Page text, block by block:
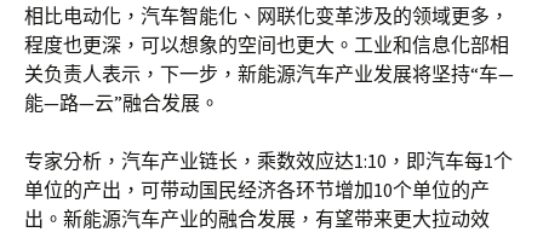
相比电动化，汽车智能化、网联化变革涉及的领域更多，
程度也更深，可以想象的空间也更大。工业和信息化部相
关负责人表示，下一步，新能源汽车产业发展将坚持“车—
能—路—云”融合发展。
专家分析，汽车产业链长，乘数效应达1:10，即汽车每1个
单位的产出，可带动国民经济各环节增加10个单位的产
出。新能源汽车产业的融合发展，有望带来更大拉动效